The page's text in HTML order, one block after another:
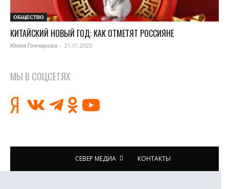
ОБЩЕСТВО
КИТАЙСКИЙ НОВЫЙ ГОД: КАК ОТМЕТЯТ РОССИЯНЕ
Юлия Гончарова - 21.01.2023
МЫ В СОЦСЕТЯХ
СЕВЕР МЕДИА КОНТАКТЫ